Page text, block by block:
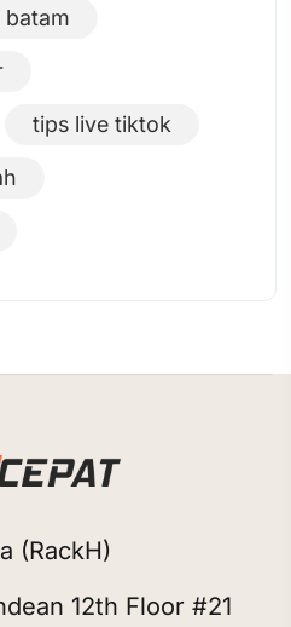
tips live tiktok
(RackH)
12th Floor #21